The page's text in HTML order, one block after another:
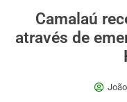
Camalaú
através de